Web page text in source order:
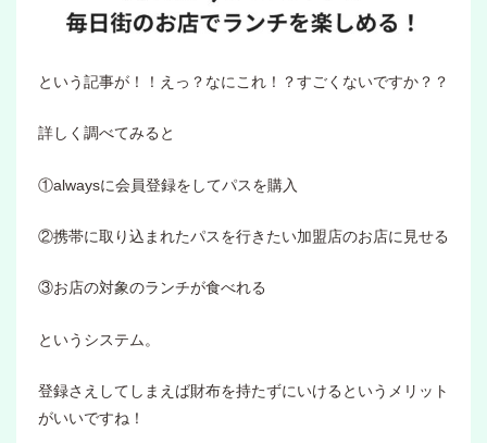
という記事が！！えっ？なにこれ！？すごくないですか？？
詳しく調べてみると
①alwaysに会員登録をしてパスを購入
②携帯に取り込まれたパスを行きたい加盟店のお店に見せる
③お店の対象のランチが食べれる
というシステム。
登録さえしてしまえば財布を持たずにいけるというメリット
がいいですね！